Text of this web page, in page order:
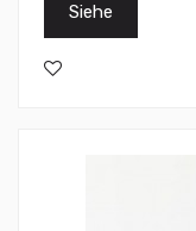
Siehe